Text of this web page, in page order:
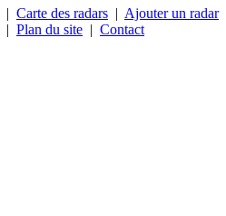
| Carte des radars | Ajouter un radar
| Plan du site | Contact